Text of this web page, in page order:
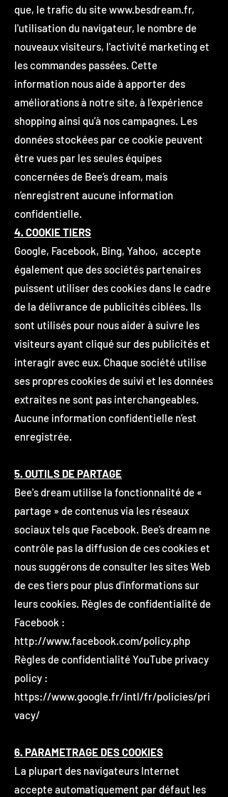
que, le trafic du sitewww.besdream.fr,
l'utilisation du navigateur, le nombre de
nouveaux visiteurs, l'activité marketing et
les commandes passées. Cette
information nous aide à apporter des
améliorations à notre site, à l'expérience
shopping ainsi qu’à nos campagnes. Les
données stockées par ce cookie peuvent
être vues par les seules équipes
concernées de Bee’s dream, mais
n’enregistrent aucune information
confidentielle.
4. COOKIE TIERS
Google, Facebook, Bing, Yahoo, accepte
également que des sociétés partenaires
puissent utiliser des cookies dans le cadre
de la délivrance de publicités ciblées. Ils
sont utilisés pour nous aider à suivre les
visiteurs ayant cliqué sur des publicités et
interagir avec eux. Chaque société utilise
ses propres cookies de suivi et les données
extraites ne sont pas interchangeables.
Aucune information confidentielle n’est
enregistrée.
5. OUTILS DE PARTAGE
Bee's dream utilise la fonctionnalité de «
partage » de contenus via les réseaux
sociaux tels que Facebook. Bee’s dream ne
contrôle pas la diffusion de ces cookies et
nous suggérons de consulter les sites Web
de ces tiers pour plus d'informations sur
leurs cookies. Règles de confidentialité de
Facebook :
http://www.facebook.com/policy.php
Règles de confidentialité YouTube privacy
policy :
https://www.google.fr/intl/fr/policies/pri
vacy/
6. PARAMETRAGE DES COOKIES
La plupart des navigateurs Internet
accepte automatiquement par défaut les